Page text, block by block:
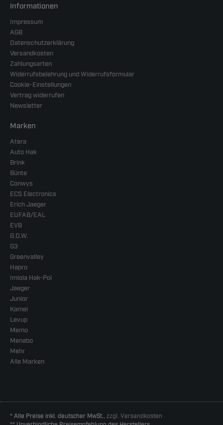
Informationen
Impressum
AGB
Datenschutzerklärung
Versandkosten
Zahlungsarten
Widerrufsbelehrung und Widerrufsformular
Cookie-Einstellungen
Vertrag widerrufen
Newsletter
Marken
Atera
Auto Hak
Brink
Bünte
Conwys
ECS Electronics
Erich Jaeger
EUFAB/EAL
EVB
G.D.W.
G3
Greenvalley
Hapro
Imiola Hak-Pol
Jaeger
Junior
Kamei
Levup
Memo
Menabo
Mehr
Alle Marken
* Alle Preise inkl. deutscher MwSt., zzgl. Versandkosten